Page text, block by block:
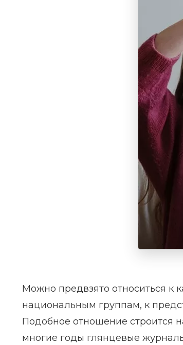
Можно предвзято относиться
национальным группам, к
Подобное отношение строится
многие годы глянцевые